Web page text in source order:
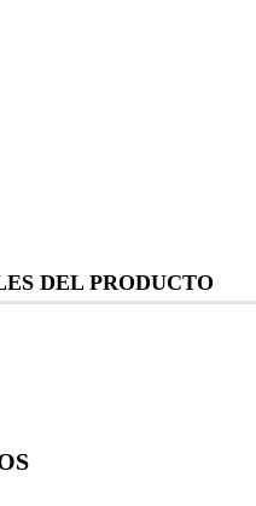
DEL PRODUCTO